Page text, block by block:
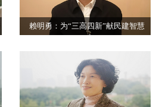
赖明勇：为“三高四新”献民建智慧